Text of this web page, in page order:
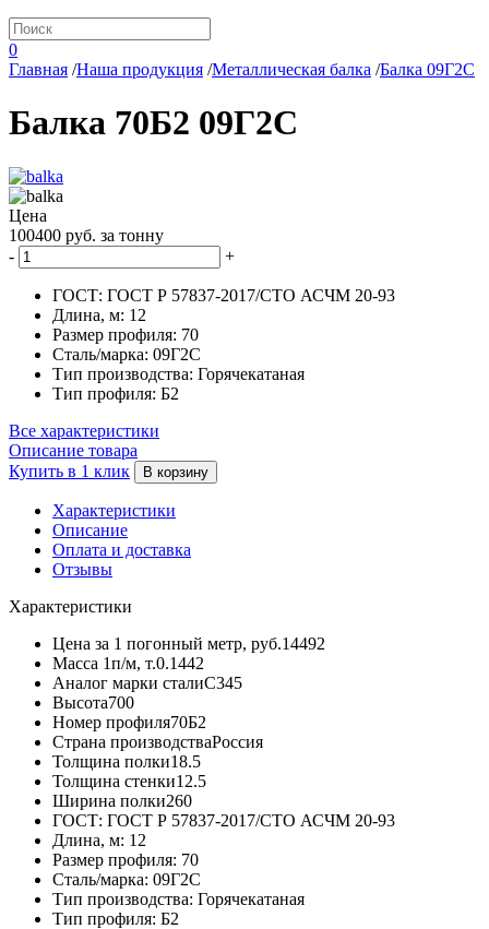
0
Главная /Наша продукция /Металлическая балка /Балка 09Г2С
Балка 70Б2 09Г2С
Цена
100400 руб. за тонну
-
+
ГОСТ: ГОСТ Р 57837-2017/СТО АСЧМ 20-93
Длина, м: 12
Размер профиля: 70
Сталь/марка: 09Г2С
Тип производства: Горячекатаная
Тип профиля: Б2
Все характеристики
Описание товара
Купить в 1 клик
В корзину
Характеристики
Описание
Оплата и доставка
Отзывы
Характеристики
Цена за 1 погонный метр, руб.14492
Масса 1п/м, т.0.1442
Аналог марки сталиС345
Высота700
Номер профиля70Б2
Страна производстваРоссия
Толщина полки18.5
Толщина стенки12.5
Ширина полки260
ГОСТ: ГОСТ Р 57837-2017/СТО АСЧМ 20-93
Длина, м: 12
Размер профиля: 70
Сталь/марка: 09Г2С
Тип производства: Горячекатаная
Тип профиля: Б2